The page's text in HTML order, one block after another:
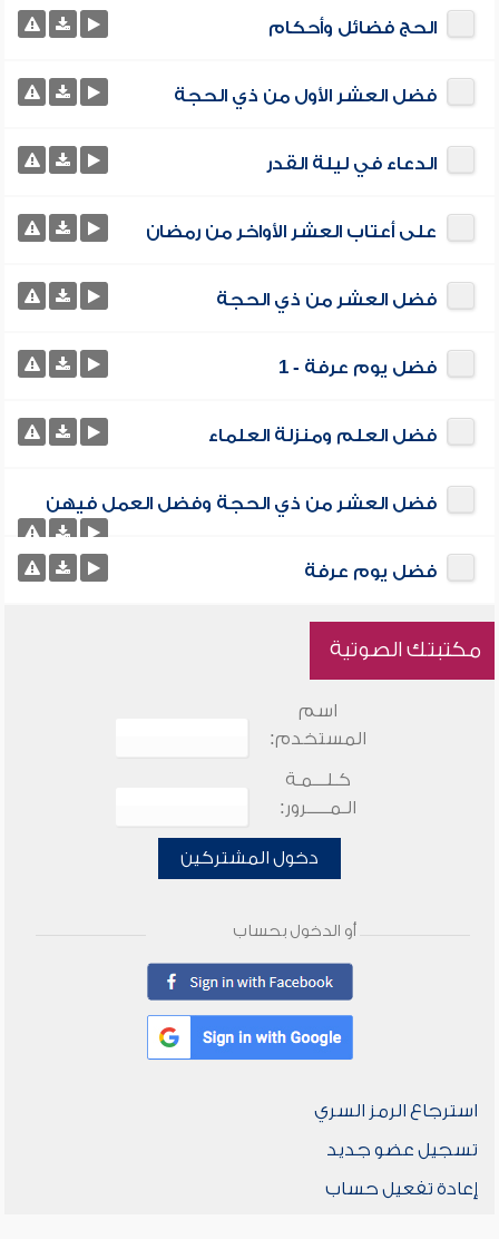
الحج فضائل وأحكام
فضل العشر الأول من ذي الحجة
الدعاء في ليلة القدر
على أعتاب العشر الأواخر من رمضان
فضل العشر من ذي الحجة
فضل يوم عرفة - 1
فضل العلم ومنزلة العلماء
فضل العشر من ذي الحجة وفضل العمل فيهن
فضل يوم عرفة
مكتبتك الصوتية
اسم
المستخدم:
كـلـــمـة
الـمـــــرور:
دخول المشتركين
أو الدخول بحساب
استرجاع الرمز السري
تسجيل عضو جديد
إعادة تفعيل حساب